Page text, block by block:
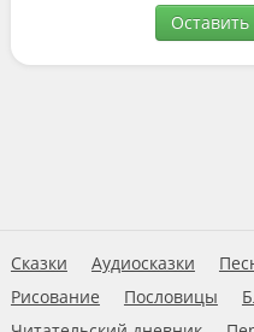
Сказки Аудиосказки
Рисование
Пословицы